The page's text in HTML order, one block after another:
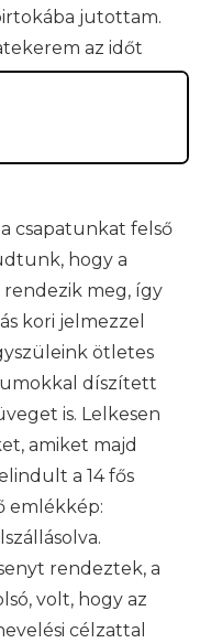
jutottam.
az időt
emlékem
ahol egy
töltöttem el egy
csapatunkat felső
hogy a
meg, így
kori jelmezzel
ötletes
díszített
is. Lelkesen
amiket majd
a 14 fős
emlékkép:
rendeztek, a
volt, hogy az
célzattal